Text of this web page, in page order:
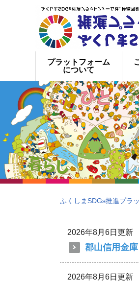
プラットフォーム
について
ふくしまSDGs推進プラ
2026年8月6日更新
郡山信用金庫
2026年8月6日更新